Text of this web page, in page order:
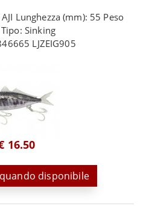
Lunghezza (mm): 55 Peso
Sinking
LJZEIG905
16.50
disponibile